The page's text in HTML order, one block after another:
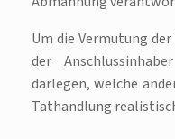
Um die Vermutung
der
darlegen, welche
Tathandlung